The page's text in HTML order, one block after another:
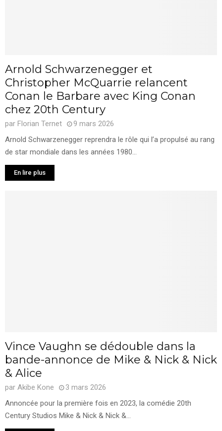
Arnold Schwarzenegger et
Christopher McQuarrie relancent
Conan le Barbare avec King Conan
chez 20th Century
par Florian Ternet
9 mars 2026
Arnold Schwarzenegger reprendra le rôle qui l’a propulsé au rang
de star mondiale dans les années 1980...
En lire plus
Vince Vaughn se dédouble dans la
bande-annonce de Mike & Nick & Nick
& Alice
par Akibe Kone
3 mars 2026
Annoncée pour la première fois en 2023, la comédie 20th
Century Studios Mike & Nick & Nick &...